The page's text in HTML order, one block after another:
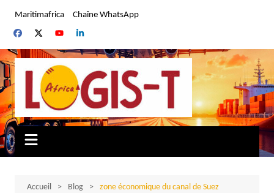
contenu
Maritimafrica Chaîne WhatsApp
Accueil Blog zone économique du canal de Suez